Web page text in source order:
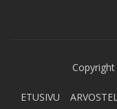
ETUSIVU